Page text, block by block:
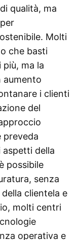
qualità, ma
Molti
che basti
ma la
aumento
i clienti
del
preveda
aspetti della
possibile
senza
clientela e
molti centri
operativa e